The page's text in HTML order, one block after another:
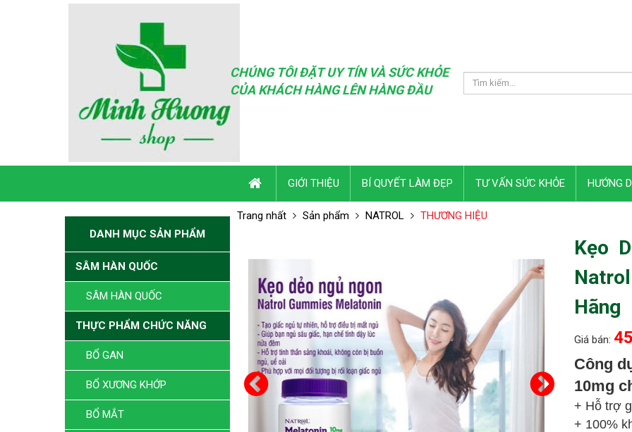
CHÚNG TÔI ĐẶT UY TÍN VÀ SỨC KHỎE
CỦA KHÁCH HÀNG LÊN HÀNG ĐẦU
GIỚI THIỆU BÍ QUYẾT LÀM ĐẸP TƯ VẤN SỨC KHỎE HƯỚNG
Trang nhất Sản phẩm NATROL THƯƠNG HIỆU
Kẹo
Hãng
Giá bán:
Công
10mg
+ Hỗ trợ
+ 100%
DANH MỤC SẢN PHẨM
SÂM HÀN QUỐC
SÂM HÀN QUỐC
THỰC PHẨM CHỨC NĂNG
BỔ GAN
BỔ XƯƠNG KHỚP
BỔ MẮT